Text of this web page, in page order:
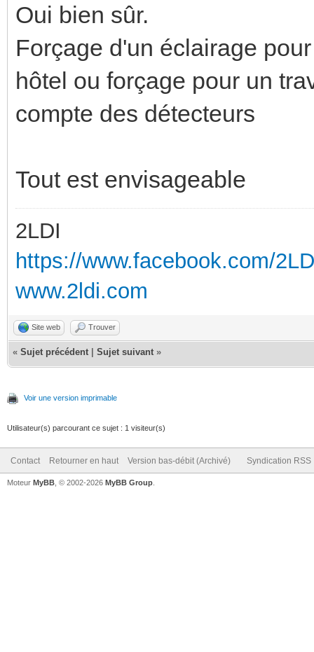
Oui bien sûr.
Forçage d'un éclairage
hôtel ou forçage pour un
compte des détecteurs
Tout est envisageable
2LDI
https://www.facebook.com/
www.2ldi.com
Site web Trouver
« Sujet précédent Sujet suivant »
Voir une version imprimable
Utilisateur(s) parcourant ce sujet : 1 visiteur(s)
Contact Retourner en haut Version bas-débit (Archivé) Syndication RSS
Moteur MyBB , © 2002-2026 MyBB Group